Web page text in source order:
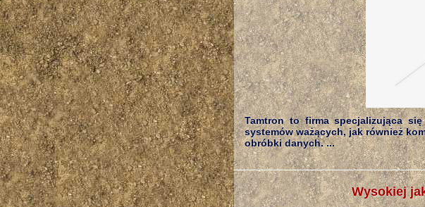
Tamtron to firma specjalizująca
systemów ważących, jak również
obróbki danych. ...
Wysokiej